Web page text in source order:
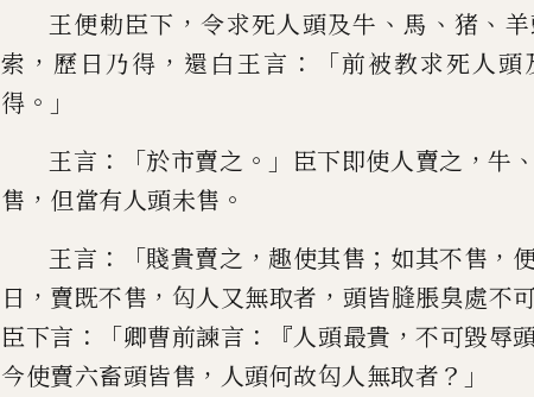
王便勅臣下 ，令求死人頭及牛 、 馬 、 猪 、
索 ， 歷日乃得 ， 還白王言 ：「前被教求死人頭
得 。」
王言 ：「於市賣之 。」 臣下即使人賣之 ，牛 、
售 ， 但當有人頭未售 。
王言 ：「賤貴賣之 ， 趣使其售 ； 如其不售 ，
日 ， 賣既不售 ， 匃人又無取者 ， 頭皆膖脹臭處不
臣下言 ： 「卿曹前諫言 ：『人頭最貴 ，不可毀辱
今使賣六畜頭皆售 ， 人頭何故匃人無取者 ？」